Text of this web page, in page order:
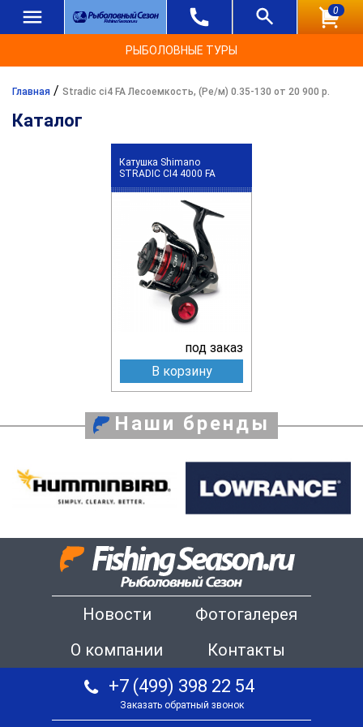
0
РЫБОЛОВНЫЕ ТУРЫ
Главная / Stradic ci4 FA Лесоемкость, (Ре/м) 0.35-130 от 20 900 р.
Каталог
Катушка Shimano
STRADIC CI4 4000 FA
под заказ
В корзину
Наши бренды
Новости
Фотогалерея
О компании
Контакты
+7 (499) 398 22 54
Заказать обратный звонок